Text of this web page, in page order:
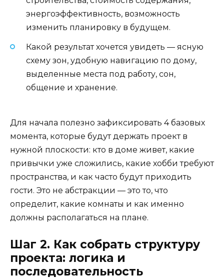
энергоэффективность, возможность
изменить планировку в будущем.
Какой результат хочется увидеть — ясную
схему зон, удобную навигацию по дому,
выделенные места под работу, сон,
общение и хранение.
Для начала полезно зафиксировать 4 базовых
момента, которые будут держать проект в
нужной плоскости: кто в доме живет, какие
привычки уже сложились, какие хобби требуют
пространства, и как часто будут приходить
гости. Это не абстракции — это то, что
определит, какие комнаты и как именно
должны располагаться на плане.
Шаг 2. Как собрать структуру
проекта: логика и
последовательность